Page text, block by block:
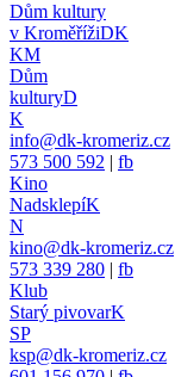
Dům kultury
v KroměřížiDK
KM
Dům
kulturyD
K
info@dk-kromeriz.cz
573 500 592 | fb
Kino
NadsklepíK
N
kino@dk-kromeriz.cz
573 339 280 | fb
Klub
Starý pivovarK
SP
ksp@dk-kromeriz.cz